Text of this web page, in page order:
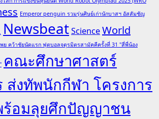
Emperor penguin รวมรุ่นศิษย์เก่านักบาสฯ อัสสัมชัญ
NewsbeatScienceWorld
ย คว้าชัยนัดแรก ฟุตบอลจตุรมิตรสามัคคีครั้งที่ 31 "สี่พี่น้อง
คณะศึกษาศาสตร์
ส่งทัพนักกีฬา โครงการ
ร้อมลุยศึกปัญญาชน